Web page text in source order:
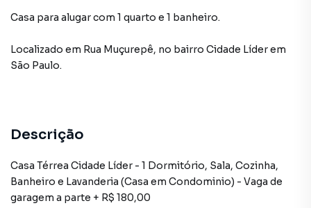
Casa para alugar com 1 quarto e 1 banheiro.
Localizado em Rua Muçurepê, no bairro Cidade Líderem
São Paulo.
Descrição
Casa Térrea Cidade Líder - 1 Dormitório, Sala, Cozinha,
Banheiro e Lavanderia (Casa em Condominio) - Vaga de
garagem a parte + R$ 180,00